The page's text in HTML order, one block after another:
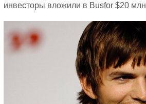
инвесторы вложили в Busfor $20 млн